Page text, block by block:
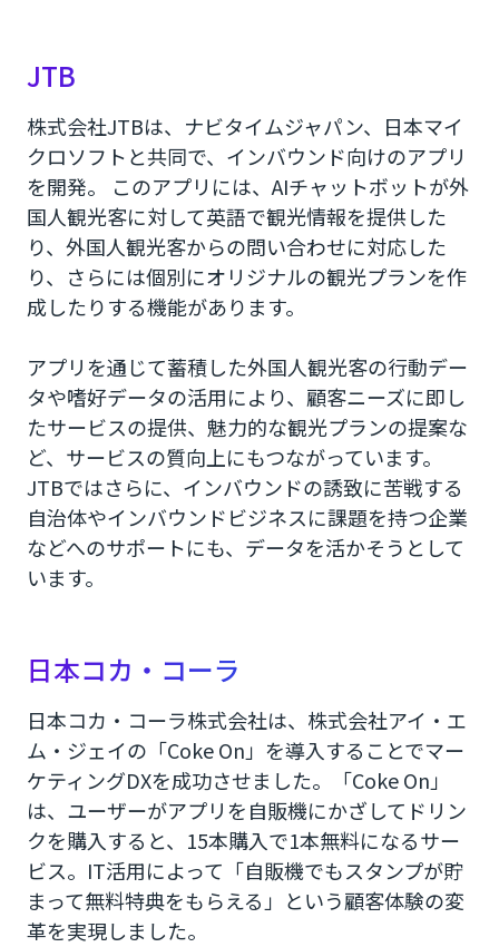
JTB
株式会社JTBは、ナビタイムジャパン、日本マイ
クロソフトと共同で、インバウンド向けのアプリ
を開発。 このアプリには、AIチャットボットが外
国人観光客に対して英語で観光情報を提供した
り、外国人観光客からの問い合わせに対応した
り、さらには個別にオリジナルの観光プランを作
成したりする機能があります。
アプリを通じて蓄積した外国人観光客の行動デー
タや嗜好データの活用により、顧客ニーズに即し
たサービスの提供、魅力的な観光プランの提案な
ど、サービスの質向上にもつながっています。
JTBではさらに、インバウンドの誘致に苦戦する
自治体やインバウンドビジネスに課題を持つ企業
などへのサポートにも、データを活かそうとして
います。
日本コカ・コーラ
日本コカ・コーラ株式会社は、株式会社アイ・エ
ム・ジェイの「Coke On」を導入することでマー
ケティングDXを成功させました。「Coke On」
は、ユーザーがアプリを自販機にかざしてドリン
クを購入すると、15本購入で1本無料になるサー
ビス。IT活用によって「自販機でもスタンプが貯
まって無料特典をもらえる」という顧客体験の変
革を実現しました。